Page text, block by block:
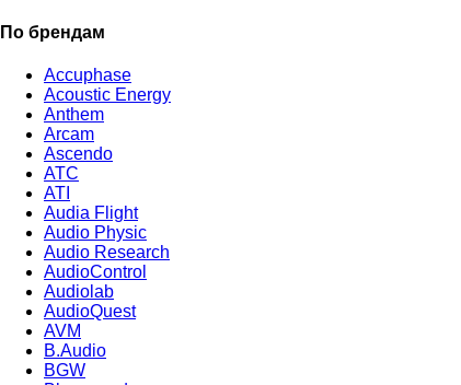
По брендам
Accuphase
Acoustic Energy
Anthem
Arcam
Ascendo
ATC
ATI
Audia Flight
Audio Physic
Audio Research
AudioControl
Audiolab
AudioQuest
AVM
B.Audio
BGW